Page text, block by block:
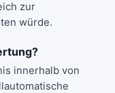
zur
würde.
innerhalb von